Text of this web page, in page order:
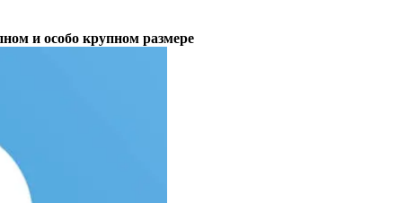
и особо крупном размере